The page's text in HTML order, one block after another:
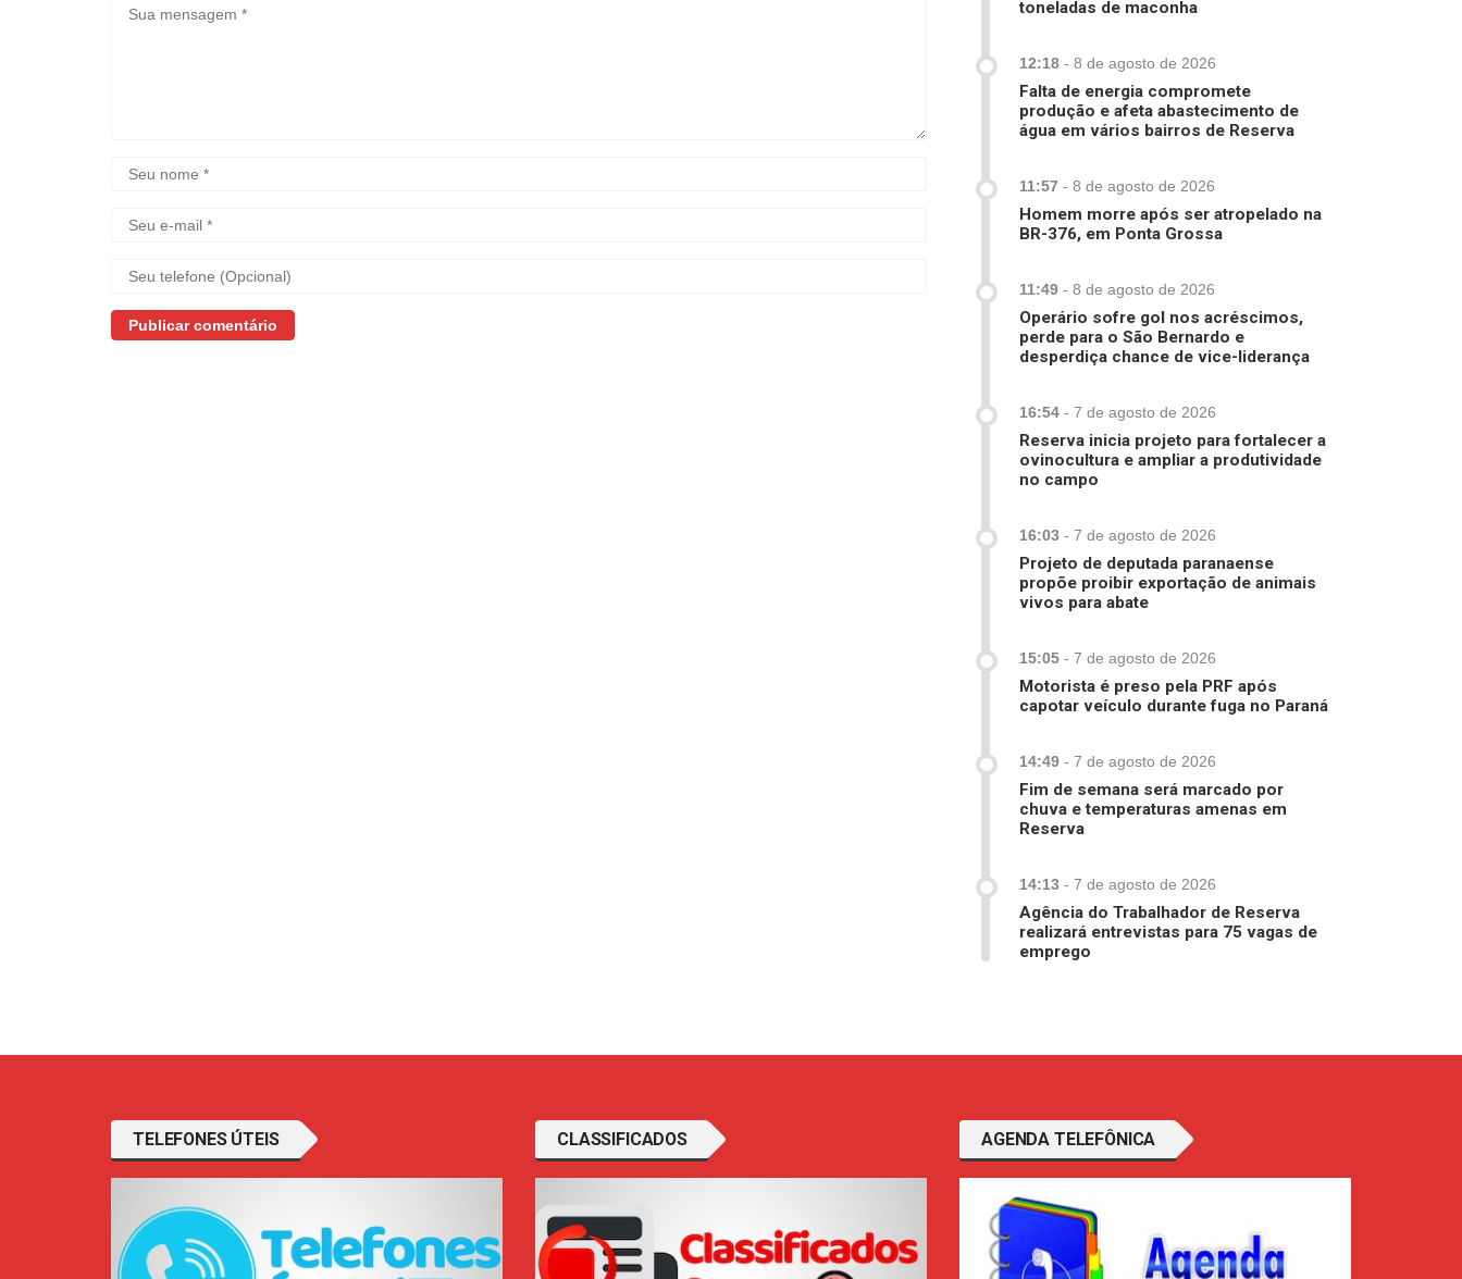
toneladas de maconha
12:18 - 8 de agosto de 2026
Falta de energia compromete
produção e afeta abastecimento de
água em vários bairros de Reserva
11:57 - 8 de agosto de 2026
Homem morre após ser atropelado na
BR-376, em Ponta Grossa
11:49 - 8 de agosto de 2026
Operário sofre gol nos acréscimos,
perde para o São Bernardo e
desperdiça chance de vice-liderança
16:54 - 7 de agosto de 2026
Reserva inicia projeto para fortalecer a
ovinocultura e ampliar a produtividade
no campo
16:03 - 7 de agosto de 2026
Projeto de deputada paranaense
propõe proibir exportação de animais
vivos para abate
15:05 - 7 de agosto de 2026
Motorista é preso pela PRF após
capotar veículo durante fuga no Paraná
14:49 - 7 de agosto de 2026
Fim de semana será marcado por
chuva e temperaturas amenas em
Reserva
14:13 - 7 de agosto de 2026
Agência do Trabalhador de Reserva
realizará entrevistas para 75 vagas de
emprego
TELEFONES ÚTEIS CLASSIFICADOS AGENDA TELEFÔNICA